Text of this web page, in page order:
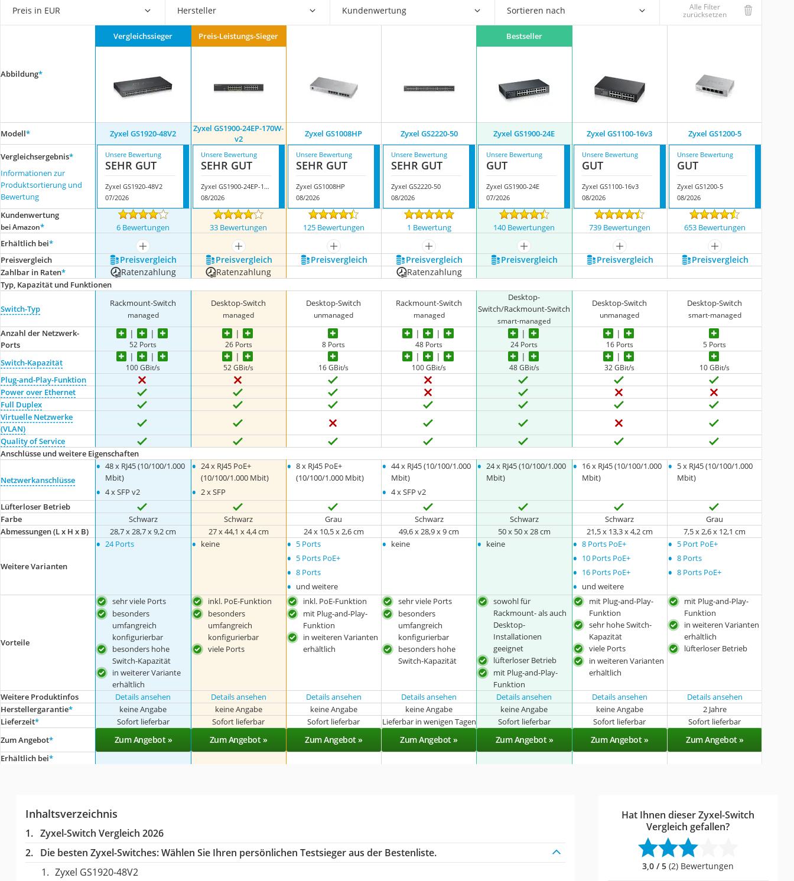
Acer Aspire
Service
Preis in EUR Hersteller Kundenwertung Sortieren nach Alle Filter
zurücksetzen
Abbildung*
Vergleichssieger Preis-Leistungs-Sieger Bestseller
Modell* Zyxel GS1920-48V2
Zyxel GS1900-24EP-170W-
v2
Zyxel GS1008HP Zyxel GS2220-50 Zyxel GS1900-24E Zyxel GS1100-16v3 Zyxel GS1200-5
Vergleichsergebnis*
Informationen zur
Produktsortierung und
Bewertung
Unsere Bewertung
SEHR GUT
Zyxel GS1920-48V2
07/2026
Unsere Bewertung
SEHR GUT
Zyxel GS1900-24EP-170W-v2
08/2026
Unsere Bewertung
SEHR GUT
Zyxel GS1008HP
08/2026
Unsere Bewertung
SEHR GUT
Zyxel GS2220-50
08/2026
Unsere Bewertung
GUT
Zyxel GS1900-24E
07/2026
Unsere Bewertung
GUT
Zyxel GS1100-16v3
08/2026
Unsere Bewertung
GUT
Zyxel GS1200-5
08/2026
Kundenwertung
bei Amazon* 6 Bewertungen 33 Bewertungen 125 Bewertungen 1 Bewertung 140 Bewertungen 739 Bewertungen
653 Bewertungen
Erhältlich bei*
mehr anzeigen mehr anzeigen mehr anzeigen mehr anzeigen mehr anzeigen mehr anzeigen
mehr anzeigen
Preis­vergleich
Preis­vergleich Preis­vergleich Preis­vergleich Preis­vergleich Preis­vergleich Preis­vergleich Preis­vergleich
Zahlbar in Raten* Ratenzahlung Ratenzahlung Ratenzahlung
Typ, Kapazität und Funktionen
Switch-Typ
Rackmount-Switch
managed
Desktop-Switch
managed
Desktop-Switch
unmanaged
Rackmount-Switch
managed
Desktop-
Switch/Rackmount-Switch
smart-managed
Desktop-Switch
unmanaged
Desktop-Switch
smart-managed
Anzahl der Netzwerk-
Ports
52 Ports 26 Ports 8 Ports 48 Ports 24 Ports 16 Ports 5 Ports
Switch-Kapazität 100 GBit/s 52 GBit/s 16 GBit/s 100 GBit/s 48 GBit/s 32 GBit/s 10 GBit/s
Plug-and-Play-Funktion
Power over Ethernet
Full Duplex
Virtuelle Netzwerke
(VLAN)
Quality of Service
Anschlüsse und weitere Eigenschaften
Netzwerkanschlüsse
• 48 x RJ45 (10/100/1.000
Mbit)
• 4 x SFP v2
• 24 x RJ45 PoE+
(10/100/1.000 Mbit)
• 2 x SFP
• 8 x RJ45 PoE+
(10/100/1.000 Mbit)
• 44 x RJ45 (10/100/1.000
Mbit)
• 4 x SFP v2
• 24 x RJ45 (10/100/1.000
Mbit)
• 16 x RJ45 (10/100/1.000
Mbit)
• 5 x RJ45 (10/100/1.000
Mbit)
Lüfterloser Betrieb
Farbe
Schwarz Schwarz Grau Schwarz Schwarz Schwarz
Grau
Abmessungen (L x H x B)
28,7 x 28,7 x 9,2 cm 27 x 44,1 x 4,4 cm 24 x 10,5 x 2,6 cm 49,6 x 28,9 x 9 cm ‎50 x 50 x 28 cm 21,5 x 13,3 x 4,2 cm 7,5 x 2,6 x 12,1 cm
Weitere Varianten
• 24 Ports • keine • 5 Ports
• 5 Ports PoE+
• 8 Ports
• und weitere
• keine • keine • 8 Ports PoE+
• 10 Ports PoE+
• 16 Ports PoE+
• und weitere
• 5 Port PoE+
• 8 Ports
• 8 Ports PoE+
Vorteile
sehr viele Ports
besonders
umfangreich
konfigurierbar
besonders hohe
Switch-Kapazität
in weiterer Variante
erhältlich
inkl. PoE-Funktion
besonders
umfangreich
konfigurierbar
viele Ports
inkl. PoE-Funktion
mit Plug-and-Play-
Funktion
in weiteren Varianten
erhältlich
sehr viele Ports
besonders
umfangreich
konfigurierbar
besonders hohe
Switch-Kapazität
sowohl für
Rackmount- als auch
Desktop-
Installationen
geeignet
lüfterloser Betrieb
mit Plug-and-Play-
Funktion
mit Plug-and-Play-
Funktion
sehr hohe Switch-
Kapazität
viele Ports
in weiteren Varianten
erhältlich
mit Plug-and-Play-
Funktion
in weiteren Varianten
erhältlich
lüfterloser Betrieb
Weitere Produktinfos Details ansehen Details ansehen Details ansehen Details ansehen Details ansehen Details ansehen
Details ansehen
Herstellergarantie* keine Angabe keine Angabe keine Angabe keine Angabe keine Angabe keine Angabe
2 Jahre
Lieferzeit* Sofort lieferbar Sofort lieferbar Sofort lieferbar Lieferbar in wenigen Tagen Sofort lieferbar Sofort lieferbar
Sofort lieferbar
Zum Angebot* Zum Angebot » Zum Angebot » Zum Angebot » Zum Angebot » Zum Angebot » Zum Angebot » Zum Angebot »
Erhältlich bei*
Inhaltsverzeichnis
Zyxel-Switch Vergleich 2026
Die besten Zyxel-Switches:Wählen Sie Ihren persönlichen Testsieger aus der Bestenliste.
Zyxel GS1920-48V2
Hat Ihnen dieser Zyxel-Switch
Vergleich gefallen?
3,0 / 5 (2) Bewertungen